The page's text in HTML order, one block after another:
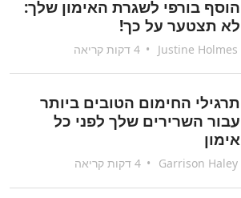
הוסף בורפי לשגרת האימון שלך:
לא תצטער על כך!
Justine Holmes
•
תרגילי החימום הטובים ביותר
עבור השרירים שלך לפני כל
אימון
Garrison Haley
•